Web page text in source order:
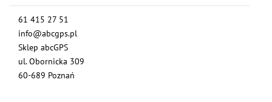
61 415 27 51
info@abcgps.pl
Sklep abcGPS
ul. Obornicka 309
60-689 Poznań